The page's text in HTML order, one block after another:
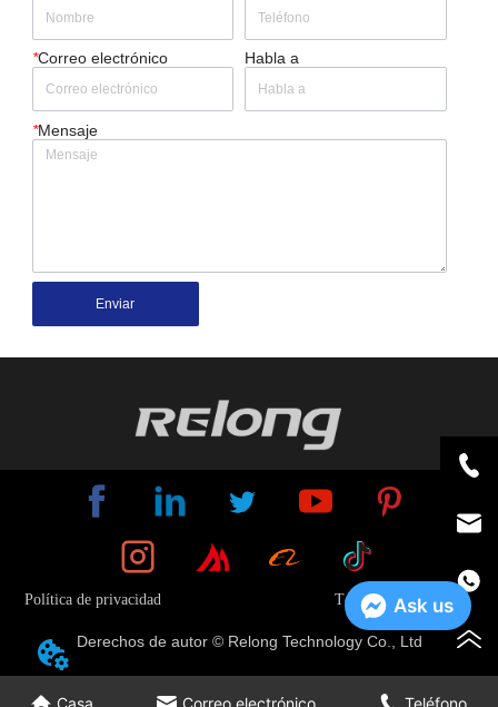
*Correo electrónico Habla a
*Mensaje
Enviar
Política de privacidad Términos y condiciones
Derechos de autor © Relong Technology Co., Ltd
Ask us